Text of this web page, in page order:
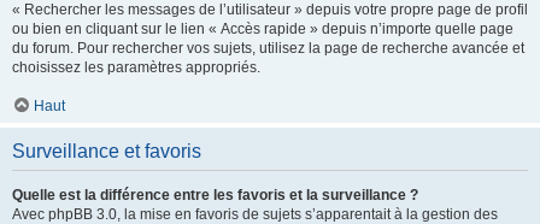
« Rechercher les messages de l’utilisateur » depuis votre propre page de profil
ou bien en cliquant sur le lien « Accès rapide » depuis n’importe quelle page
du forum. Pour rechercher vos sujets, utilisez la page de recherche avancée et
choisissez les paramètres appropriés.
Haut
Surveillance et favoris
Quelle est la différence entre les favoris et la surveillance ?
Avec phpBB 3.0, la mise en favoris de sujets s’apparentait à la gestion des